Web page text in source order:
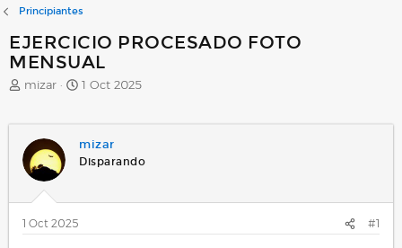
Principiantes
EJERCICIO PROCESADO FOTO
MENSUAL
A
r
mizar
F
a
d
1 Oct 2025
mizar
Disparando
1 Oct 2025 #1